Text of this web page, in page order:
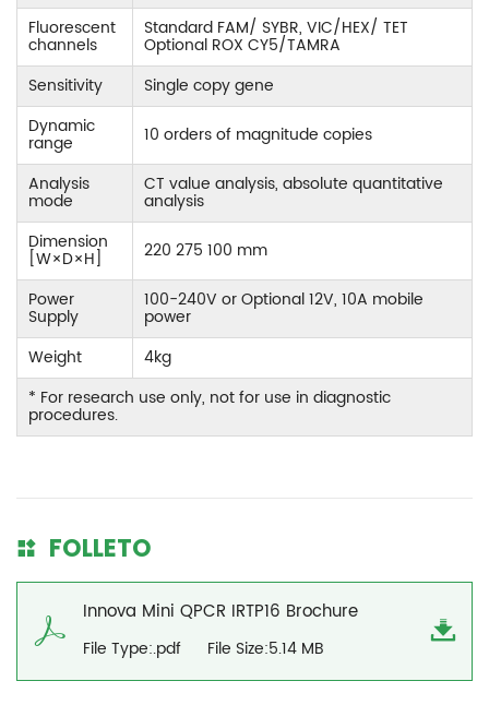
Fluorescent
channels
Standard FAM/ SYBR, VIC/HEX/ TET
Optional ROX CY5/TAMRA
Sensitivity
Single copy gene
Dynamic
range 10 orders of magnitude copies
Analysis
mode
CT value analysis, absolute quantitative
analysis
Dimension
[W×D×H] 220 275 100 mm
Power
Supply
100-240V or Optional 12V, 10A mobile
power
Weight
4kg
* For research use only, not for use in diagnostic
procedures.
FOLLETO
Innova Mini QPCR IRTP16 Brochure
File Type:.pdf File Size:5.14 MB